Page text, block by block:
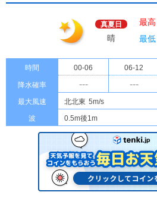
真夏日
晴
最高
最低
時間 00-06 06-12
降水確率 --- ---
最大風速 北北東 5m/s
波
0.5m後1m